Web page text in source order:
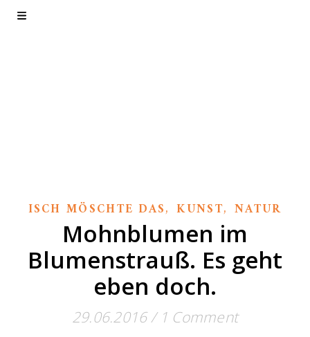
ISCH MÖSCHTE DAS,KUNST, NATUR
Mohnblumen im
Blumenstrauß. Es geht
eben doch.
29.06.2016/ 1 Comment